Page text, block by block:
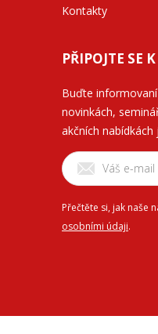
Kontakty
PŘIPOJTE SE
Buďte
novinkách,
akčních nabídkách
Přečtěte si, jak naše
osobními údaji.